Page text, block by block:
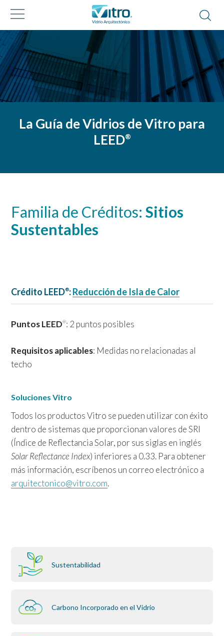
La Guía de Vidrios de Vitro para
LEED®
Familia de Créditos:Sitios
Sustentables
Crédito LEED®:Reducción de Isla de Calor
Puntos LEED®: 2 puntos posibles
Requisitos aplicables: Medidas no relacionadas al
techo
Soluciones Vitro
Todos los productos Vitro se pueden utilizar con éxito
dentro de sistemas que proporcionan valores de SRI
(Índice de Reflectancia Solar, por sus siglas en inglés
Solar Reflectance Index) inferiores a 0.33. Para obtener
más información, escríbenos un correo electrónico a
arquitectonico@vitro.com.
Sustentabilidad
Carbono Incorporado en el Vidrio